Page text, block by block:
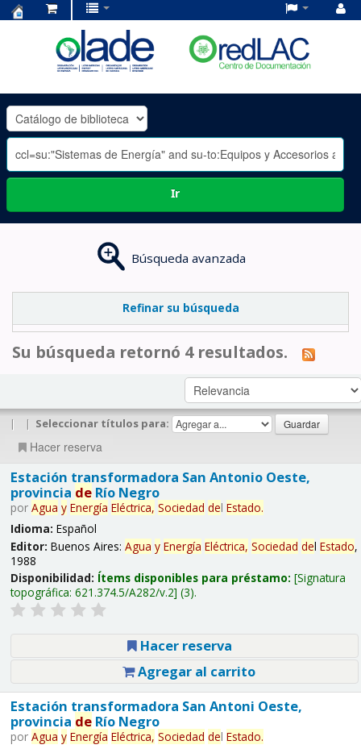
OLADE
-
Ir
Búsqueda avanzada
Refinar su búsqueda
Su búsqueda retornó 4 resultados.
| | Seleccionar títulos para:
Hacer reserva
Estación transformadora San Antonio Oeste,
provincia deRío Negro
por Agua y Energía Eléctrica, Sociedad del Estado.
Idioma: Español
Editor: Buenos Aires: Agua y Energía Eléctrica, Sociedad del Estado,
1988
Disponibilidad: Ítems disponibles para préstamo: Signatura
topográfica: 621.374.5/A282/v.2 (3).
Hacer reserva
Agregar al carrito
Estación transformadora San Antoni Oeste,
provincia deRío Negro
por Agua y Energía Eléctrica, Sociedad del Estado.